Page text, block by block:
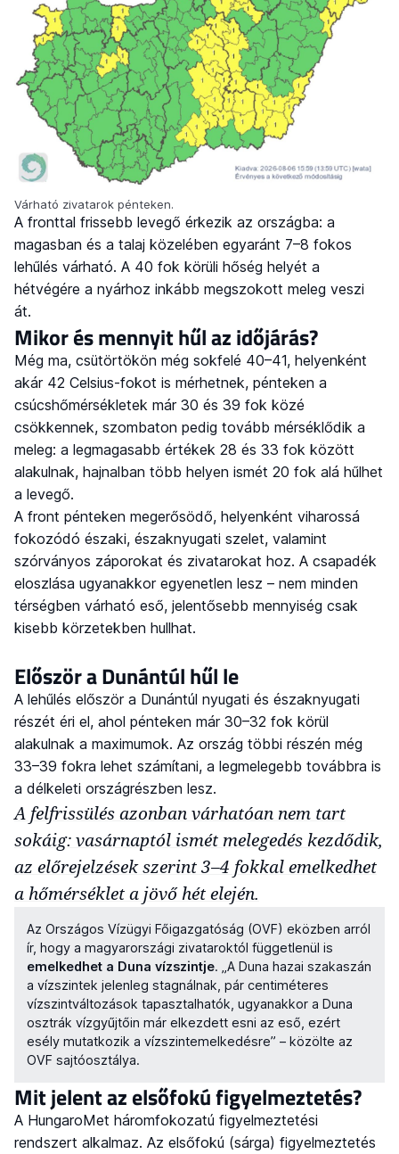
Várható zivatarok pénteken.
A fronttal frissebb levegő érkezik az országba: a
magasban és a talaj közelében egyaránt 7–8 fokos
lehűlés várható. A 40 fok körüli hőség helyét a
hétvégére a nyárhoz inkább megszokott meleg veszi
át.
Mikor és mennyit hűl az időjárás?
Még ma, csütörtökön még sokfelé 40–41, helyenként
akár 42 Celsius-fokot is mérhetnek, pénteken a
csúcshőmérsékletek már 30 és 39 fok közé
csökkennek, szombaton pedig tovább mérséklődik a
meleg: a legmagasabb értékek 28 és 33 fok között
alakulnak, hajnalban több helyen ismét 20 fok alá hűlhet
a levegő.
A front pénteken megerősödő, helyenként viharossá
fokozódó északi, északnyugati szelet, valamint
szórványos záporokat és zivatarokat hoz. A csapadék
eloszlása ugyanakkor egyenetlen lesz – nem minden
térségben várható eső, jelentősebb mennyiség csak
kisebb körzetekben hullhat.
Először a Dunántúl hűl le
A lehűlés először a Dunántúl nyugati és északnyugati
részét éri el, ahol pénteken már 30–32 fok körül
alakulnak a maximumok. Az ország többi részén még
33–39 fokra lehet számítani, a legmelegebb továbbra is
a délkeleti országrészben lesz.
A felfrissülés azonban várhatóan nem tart
sokáig: vasárnaptól ismét melegedés kezdődik,
az előrejelzések szerint 3–4 fokkal emelkedhet
a hőmérséklet a jövő hét elején.
Az Országos Vízügyi Főigazgatóság (OVF) eközben arról
ír, hogy a magyarországi zivataroktól függetlenül is
emelkedhet a Duna vízszintje. „A Duna hazai szakaszán
a vízszintek jelenleg stagnálnak, pár centiméteres
vízszintváltozások tapasztalhatók, ugyanakkor a Duna
osztrák vízgyűjtőin már elkezdett esni az eső, ezért
esély mutatkozik a vízszintemelkedésre” – közölte az
OVF sajtóosztálya.
Mit jelent az elsőfokú figyelmeztetés?
A HungaroMet háromfokozatú figyelmeztetési
rendszert alkalmaz. Az elsőfokú (sárga) figyelmeztetés